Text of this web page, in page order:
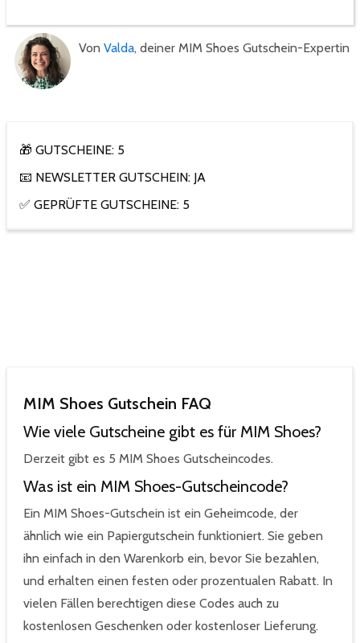
Von Valda, deiner MIM Shoes Gutschein-Expertin
🎁 GUTSCHEINE: 5
📧 NEWSLETTER GUTSCHEIN: JA
✅ GEPRÜFTE GUTSCHEINE: 5
MIM Shoes Gutschein FAQ
Wie viele Gutscheine gibt es für MIM Shoes?
Derzeit gibt es 5 MIM Shoes Gutscheincodes.
Was ist ein MIM Shoes-Gutscheincode?
Ein MIM Shoes-Gutschein ist ein Geheimcode, der
ähnlich wie ein Papiergutschein funktioniert. Sie geben
ihn einfach in den Warenkorb ein, bevor Sie bezahlen,
und erhalten einen festen oder prozentualen Rabatt. In
vielen Fällen berechtigen diese Codes auch zu
kostenlosen Geschenken oder kostenloser Lieferung.